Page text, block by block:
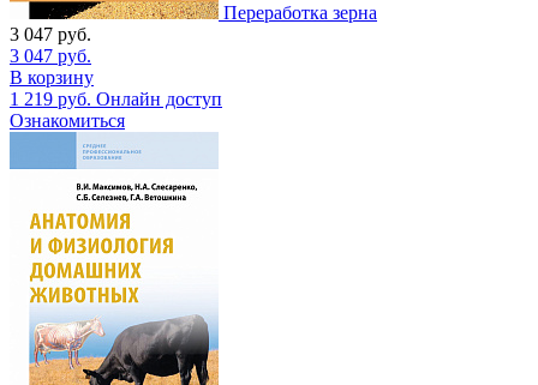
Переработка зерна
3 047 руб.
3 047 руб.
В корзину
1 219 руб. Онлайн доступ
Ознакомиться